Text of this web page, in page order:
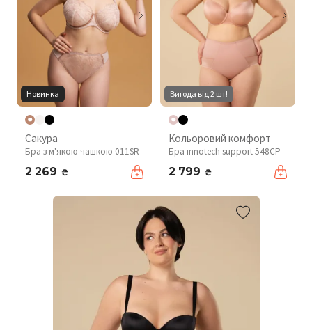
Новинка
Сакура
Бра з м'якою чашкою 011SR
2 269 ₴
Вигода від 2 шт!
Кольоровий комфорт
Бра innotech support 548CP
2 799 ₴